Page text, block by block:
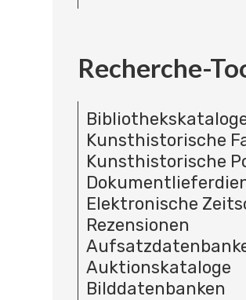
Recherche-
Kunsthistorische
Kunsthistorische
Elektronische
Rezensionen
Auktionskataloge
Bilddatenbanken